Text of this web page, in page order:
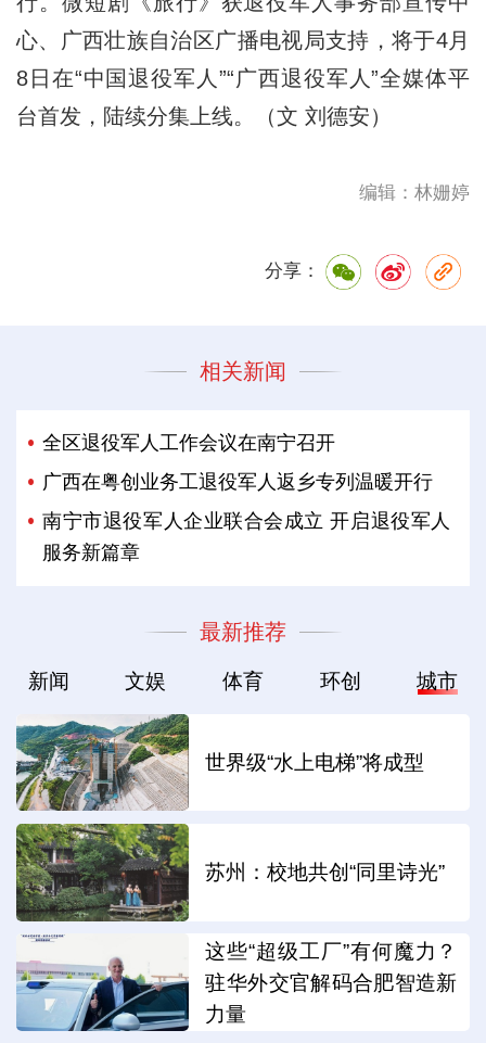
心、广西壮族自治区广播电视局支持，将于4月
8日在“中国退役军人”“广西退役军人”全媒体平
台首发，陆续分集上线。（文 刘德安）
编辑：林姗婷
分享：
相关新闻
全区退役军人工作会议在南宁召开
广西在粤创业务工退役军人返乡专列温暖开行
南宁市退役军人企业联合会成立 开启退役军人
服务新篇章
最新推荐
新闻 文娱 体育 环创 城市
世界级“水上电梯”将成型
苏州：校地共创“同里诗光”
这些“超级工厂”有何魔力？
驻华外交官解码合肥智造新
力量